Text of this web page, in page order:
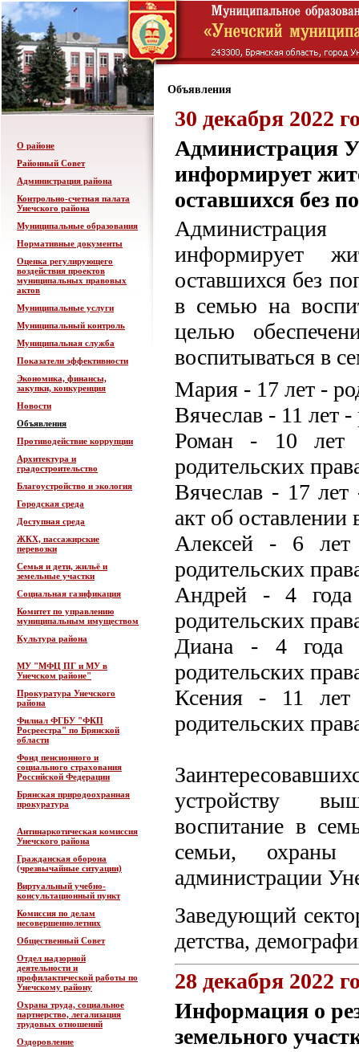
О районе
Районный Совет
Администрация района
Контрольно-счетная палата
Унечского района
Муниципальные образования
Нормативные документы
Оценка регулирующего
воздействия проектов
муниципальных правовых
актов
Муниципальные услуги
Муниципальный контроль
Муниципальная служба
Показатели эффективности
Экономика, финансы,
закупки, конкуренция
Новости
Объявления
Противодействие коррупции
Архитектура и
градостроительство
Благоустройство и экология
Городская среда
Доступная среда
ЖКХ, пассажирские
перевозки
Семья и дети, жильё и
земельные участки
Социальная газификация
Комитет по управлению
муниципальным имуществом
Культура района
МУ "МФЦ ПГ и МУ в
Унечском районе"
Прокуратура Унечского
района
Филиал ФГБУ "ФКП
Росреестра" по Брянской
области
Фонд пенсионного и
социального страхования
Российской Федерации
Брянская природоохранная
прокуратура
Антинаркотическая комиссия
Унечского района
Гражданская оборона
(чрезвычайные ситуации)
Виртуальный учебно-
консультационный пункт
Комиссия по делам
несовершеннолетних
Общественный Совет
Отдел надзорной
деятельности и
профилактической работы по
Унечскому району
Охрана труда, социальное
партнерство, легализация
трудовых отношений
Оздоровление
Объявления
30 декабря 2022
Администрация
информирует
оставшихся без
информирует
оставшихся без
в семью на
целью
воспитываться в
Мария - 17 лет -
Вячеслав - 11 лет
Роман - 10 лет -
родительских
Вячеслав - 17
акт об оставлении
Алексей - 6 лет
родительских
Андрей - 4 года
родительских
Диана - 4 года -
родительских
Ксения - 11 лет
родительских
устройству
воспитание в
семьи, охраны
администрации
Заведующий
детства,
28 декабря 2022
Информация о
земельного